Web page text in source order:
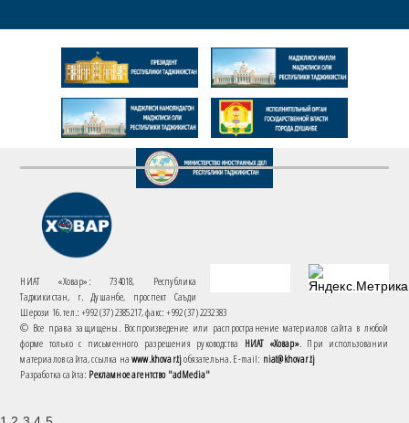
НИАТ «Ховар»: 734018, Республика
Таджикистан, г. Душанбе, проспект Саъди
Шерози 16. тел.: +992 (37) 2385217, факс: +992 (37) 2232383
© Все права защищены. Воспроизведение или распространение материалов сайта в любой
форме только с письменного разрешения руководства НИАТ «Ховар». При использовании
материалов сайта, ссылка наwww.khovar.tjобязательна. E-mail: niat@khovar.tj
Разработка сайта: Рекламное агентство "adMedia"